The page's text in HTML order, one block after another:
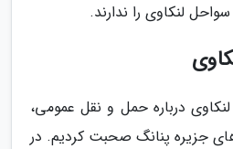
لنکاوی را ندارند.
درباره حمل و نقل عمومی،
جزیره پنانگ صحبت کردیم. در